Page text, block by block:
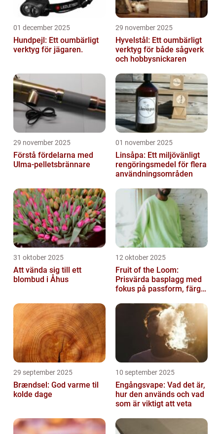
01 december 2025
Hundpejl: Ett oumbärligt
verktyg för jägaren.
29 november 2025
Hyvelstål: Ett oumbärligt
verktyg för både sågverk
och hobbysnickaren
29 november 2025
Förstå fördelarna med
Ulma-pelletsbrännare
01 november 2025
Linsåpa: Ett miljövänligt
rengöringsmedel för flera
användningsområden
31 oktober 2025
Att vända sig till ett
blombud i Åhus
12 oktober 2025
Fruit of the Loom:
Prisvärda basplagg med
fokus på passform, färg
29 september 2025
Brændsel: God varme til
kolde dage
10 september 2025
Engångsvape: Vad det är,
hur den används och vad
som är viktigt att veta